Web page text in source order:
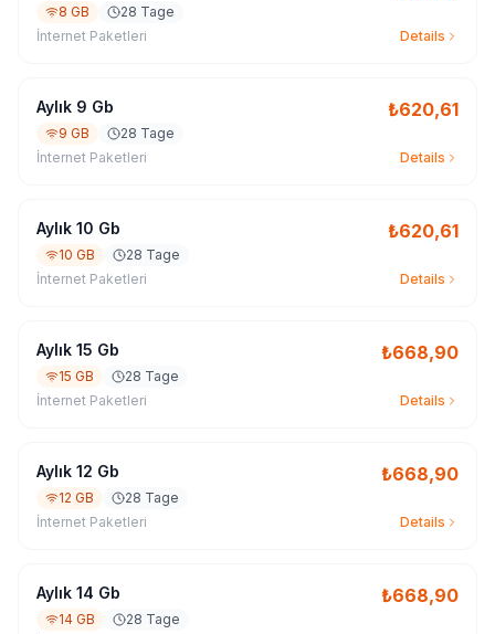
8 GB
28 Tage
İnternet Paketleri
Details
Aylık 9 Gb ₺620,61
9 GB
28 Tage
İnternet Paketleri
Details
Aylık 10 Gb ₺620,61
10 GB
28 Tage
İnternet Paketleri
Details
Aylık 15 Gb ₺668,90
15 GB
28 Tage
İnternet Paketleri
Details
Aylık 12 Gb ₺668,90
12 GB
28 Tage
İnternet Paketleri
Details
Aylık 14 Gb ₺668,90
14 GB
28 Tage